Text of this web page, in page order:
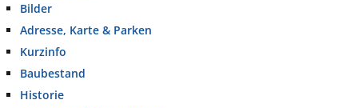
Bilder
Adresse, Karte & Parken
Kurzinfo
Baubestand
Historie